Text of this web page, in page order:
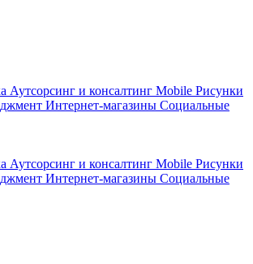
Аутсорсинг и консалтинг Mobile Рисунки
Интернет-магазины Социальные
Аутсорсинг и консалтинг Mobile Рисунки
Интернет-магазины Социальные